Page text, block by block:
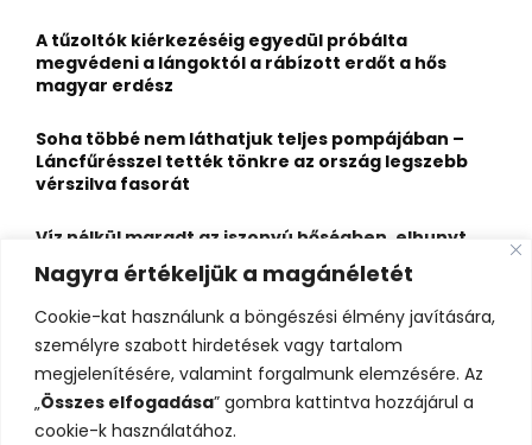
Nagyra értékeljük a magánéletét
Cookie-kat használunk a böngészési élmény javítására,
személyre szabott hirdetések vagy tartalom
megjelenítésére, valamint forgalmunk elemzésére. Az
„Összes elfogadása” gombra kattintva hozzájárul a
cookie-k használatához.
A tűzoltók kiérkezéséig egyedül próbálta
megvédeni a lángoktól a rábízott erdőt a hős
magyar erdész
Soha többé nem láthatjuk teljes pompájában –
Láncfűrésszel tették tönkre az ország legszebb
vérszilva fasorát
Víz nélkül maradt az iszonyú hőségben, elhunyt
egy kiránduló a legnépszerűbb horvát
hegységben
Felbecsülhetetlen értékű honfoglaláskori
leletegyüttes került elő Pest megyében – videóval